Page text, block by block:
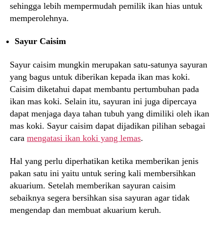
sehingga lebih mempermudah pemilik ikan hias untuk
memperolehnya.
Sayur Caisim
Sayur caisim mungkin merupakan satu-satunya sayuran
yang bagus untuk diberikan kepada ikan mas koki.
Caisim diketahui dapat membantu pertumbuhan pada
ikan mas koki. Selain itu, sayuran ini juga dipercaya
dapat menjaga daya tahan tubuh yang dimiliki oleh ikan
mas koki. Sayur caisim dapat dijadikan pilihan sebagai
cara mengatasi ikan koki yang lemas.
Hal yang perlu diperhatikan ketika memberikan jenis
pakan satu ini yaitu untuk sering kali membersihkan
akuarium. Setelah memberikan sayuran caisim
sebaiknya segera bersihkan sisa sayuran agar tidak
mengendap dan membuat akuarium keruh.